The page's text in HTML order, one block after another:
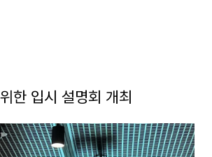
한 입시 설명회 개최